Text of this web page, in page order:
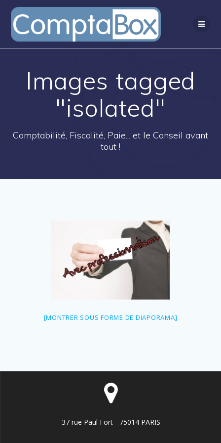
Passer
au
contenu
Images tagged
"isolated"
Comptabilité, Fiscalité, Paie... et le Conseil avant
tout !
[MONTRER SOUS FORME DE DIAPORAMA]
37 rue Paul Fort - 75014 PARIS